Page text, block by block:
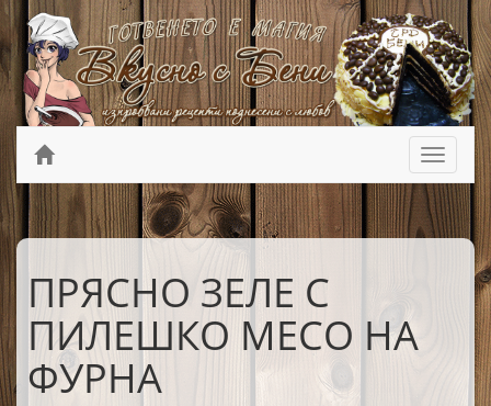
ПРЯСНО ЗЕЛЕ С
ПИЛЕШКО МЕСО НА
ФУРНА